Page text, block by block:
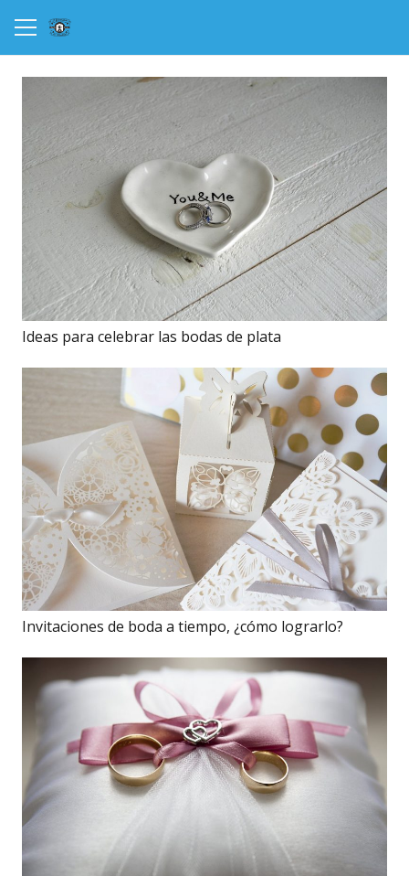
Ideas para celebrar las bodas de plata
Invitaciones de boda a tiempo, ¿cómo lograrlo?